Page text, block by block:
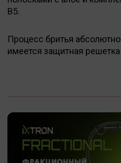
В5.
Процесс бритья абсолютно
имеется защитная решетка